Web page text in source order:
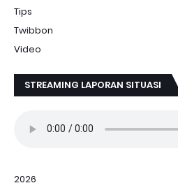
Tips
Twibbon
Video
STREAMING LAPORAN SITUASI
2026